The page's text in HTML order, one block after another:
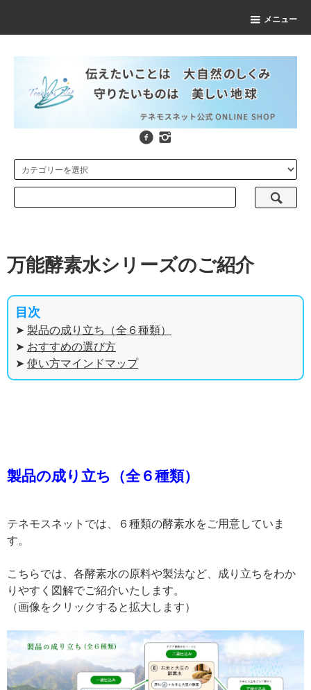
メニュー
万能酵素水シリーズのご紹介
目次
➤ 製品の成り立ち（全６種類）
➤ おすすめの選び方
➤ 使い方マインドマップ
製品の成り立ち（全６種類）
テネモスネットでは、６種類の酵素水をご用意していま
す。
こちらでは、各酵素水の原料や製法など、成り立ちをわか
りやすく図解でご紹介いたします。
（画像をクリックすると拡大します）